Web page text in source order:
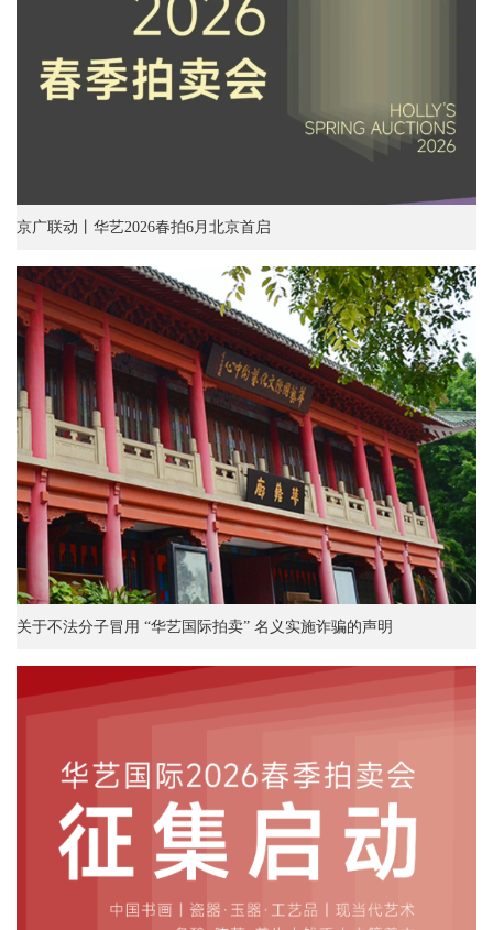
京广联动丨华艺2026春拍6月北京首启
关于不法分子冒用 “华艺国际拍卖” 名义实施诈骗的声明